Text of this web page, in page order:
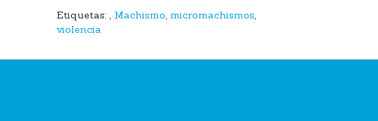
Etiquetas: , Machismo, micromachismos,
violencia